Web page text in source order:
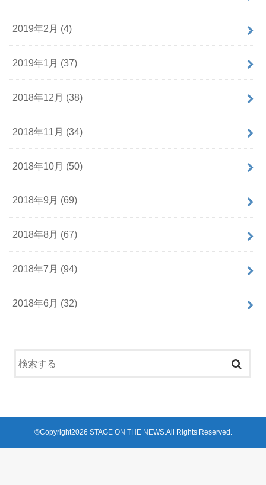
2019年2月 (4)
2019年1月 (37)
2018年12月 (38)
2018年11月 (34)
2018年10月 (50)
2018年9月 (69)
2018年8月 (67)
2018年7月 (94)
2018年6月 (32)
©Copyright2026 STAGE ON THE NEWS.All Rights Reserved.